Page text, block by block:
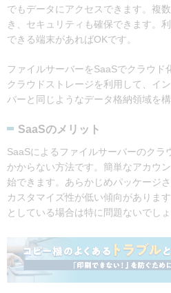
でもデータにアクセスできます。複
き、セキュリティも確保できます。
できる端末があればOKです。
ファイルサーバーをSaaSでクラウド
クラウドストレージを利用して、イ
バーと同じようなデータ格納領域を
SaaSのメリット
SaaSによるファイルサーバーのクラ
かからない方法です。簡単なアカウ
始できます。あらかじめパッケージ
カスタマイズ性が低い傾向がありま
としている場合は特に問題ないでしょ